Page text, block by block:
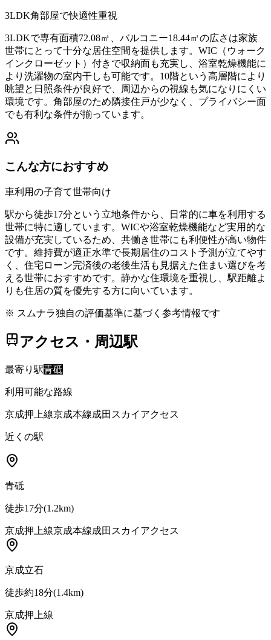
3LDK角部屋で快適性重視
3LDKで専有面積72.08㎡、バルコニー18.44㎡の広さは家族
世帯にとって十分な居住空間を提供します。WIC（ウォーク
インクローゼット）付きで収納面も充実し、浴室乾燥機能に
より洗濯物の室内干しも可能です。10階という高層階により
眺望と日照条件が良好で、周辺からの視線も気になりにくい
環境です。角部屋のため隣接住戸が少なく、プライバシー面
でも有利な条件が揃っています。
こんな方におすすめ
車利用の子育て世帯向け
駅から徒歩17分という立地条件から、日常的に車を利用する
世帯に特に適しています。WICや浴室乾燥機能など実用的な
設備が充実しているため、共働き世帯にも利便性が高い物件
です。維持費が適正水準で長期居住のコスト予測が立てやす
く、住宅ローン完済後の老後生活も見据えた住まい選びを考
える世帯におすすめです。静かな住環境を重視し、駅距離よ
りも住居の質を優先する方に向いています。
※ スムナラ独自の評価基準に基づく参考情報です
アクセス・周辺駅
最寄り駅青砥
利用可能な路線
京成押上線京成本線成田スカイアクセス
近くの駅
青砥
徒歩17分(1.2km)
京成押上線京成本線成田スカイアクセス
京成立石
徒歩約18分(1.4km)
京成押上線